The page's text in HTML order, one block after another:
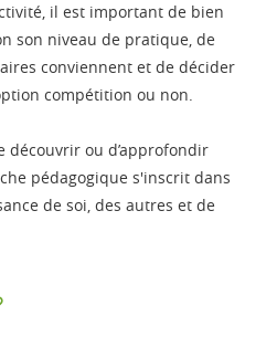
il est important de bien
son niveau de pratique, de
conviennent et de décider
compétition ou non.
découvrir ou d’approfondir
pédagogique s'inscrit dans
de soi, des autres et de
Facebook
sur LinkedIn